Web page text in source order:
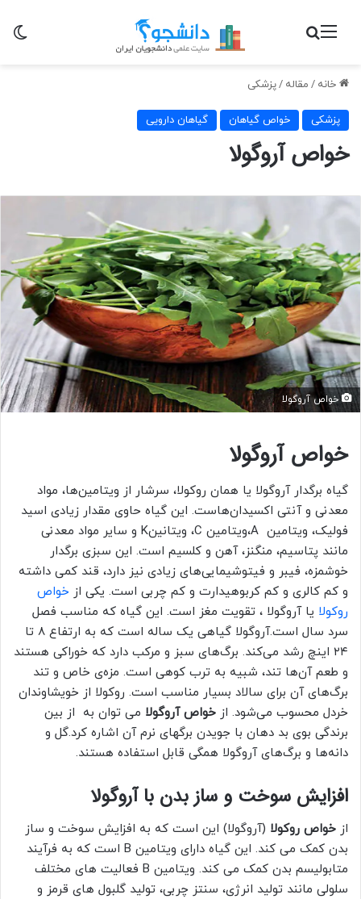
منو جستجو برای
خانه / مقاله /پزشکی
پزشکی خواص گیاهان گیاهان دارویی
خواص آروگولا
خواص آروگولا
خواص آروگولا
گیاه برگدار آروگولا یا همان روکولا، سرشار از ویتامین‌ها، مواد
معدنی و آنتی اکسیدان‌هاست. این گیاه حاوی مقدار زیادی اسید
فولیک، ویتامین A،ویتامین C، ویتانینK و سایر مواد معدنی
مانند پتاسیم، منگنز، آهن و کلسیم است. این سبزی برگدار
خوشمزه، فیبر و فیتوشیمایی‌های زیادی نیز دارد، قند کمی داشته
و کم کالری و کم کربوهیدارت و کم چربی است. یکی از خواص
روکولا یا آروگولا ، تقویت مغز است. این گیاه که مناسب فصل
سرد سال است.آروگولا گیاهی یک ساله است که به ارتفاع ۸ تا
۲۴ اینچ رشد می‌کند. برگ‌های سبز و مرکب دارد که خوراکی هستند
و طعم آن‌ها تند، شبیه به ترب کوهی است. مزه‌ی خاص و تند
برگ‌های آن برای سالاد بسیار مناسب است. روکولا از خویشاوندان
خردل محسوب می‌شود. از خواص آروگولا می توان به از بین
برندگی بوی بد دهان با جویدن برگهای نرم آن اشاره کرد.گل و
دانه‌ها و برگ‌های آروگولا همگی قابل استفاده هستند.
افزایش سوخت و ساز بدن با آروگولا
از خواص روکولا (آروگولا) این است که به افزایش سوخت و ساز
بدن کمک می کند. این گیاه دارای ویتامین B است که به فرآیند
متابولیسم بدن کمک می کند. ویتامین B فعالیت های مختلف
سلولی مانند تولید انرژی، سنتز چربی، تولید گلبول های قرمز و